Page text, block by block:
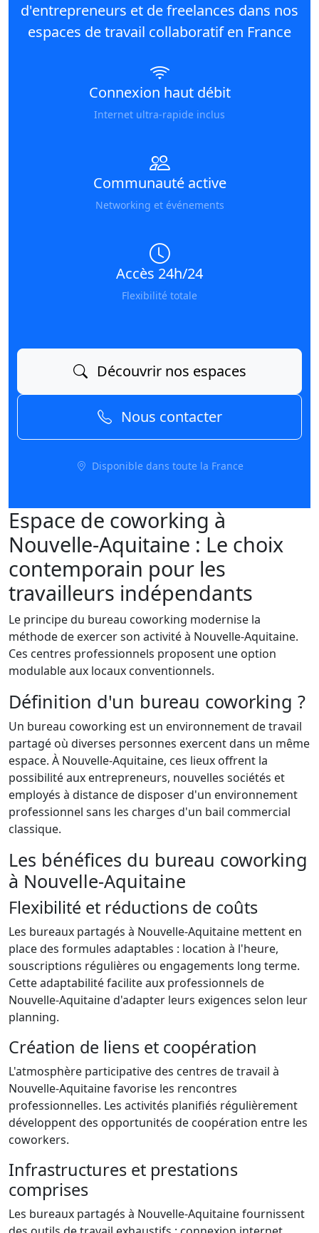
d'entrepreneurs et de freelances dans nos
espaces de travail collaboratif en France
Connexion haut débit
Internet ultra-rapide inclus
Communauté active
Networking et événements
Accès 24h/24
Flexibilité totale
Découvrir nos espaces
Nous contacter
Disponible dans toute la France
Espace de coworking à
Nouvelle-Aquitaine : Le choix
contemporain pour les
travailleurs indépendants
Le principe du bureau coworking modernise la
méthode de exercer son activité à Nouvelle-Aquitaine.
Ces centres professionnels proposent une option
modulable aux locaux conventionnels.
Définition d'un bureau coworking ?
Un bureau coworking est un environnement de travail
partagé où diverses personnes exercent dans un même
espace. À Nouvelle-Aquitaine, ces lieux offrent la
possibilité aux entrepreneurs, nouvelles sociétés et
employés à distance de disposer d'un environnement
professionnel sans les charges d'un bail commercial
classique.
Les bénéfices du bureau coworking
à Nouvelle-Aquitaine
Flexibilité et réductions de coûts
Les bureaux partagés à Nouvelle-Aquitaine mettent en
place des formules adaptables : location à l'heure,
souscriptions régulières ou engagements long terme.
Cette adaptabilité facilite aux professionnels de
Nouvelle-Aquitaine d'adapter leurs exigences selon leur
planning.
Création de liens et coopération
L'atmosphère participative des centres de travail à
Nouvelle-Aquitaine favorise les rencontres
professionnelles. Les activités planifiés régulièrement
développent des opportunités de coopération entre les
coworkers.
Infrastructures et prestations
comprises
Les bureaux partagés à Nouvelle-Aquitaine fournissent